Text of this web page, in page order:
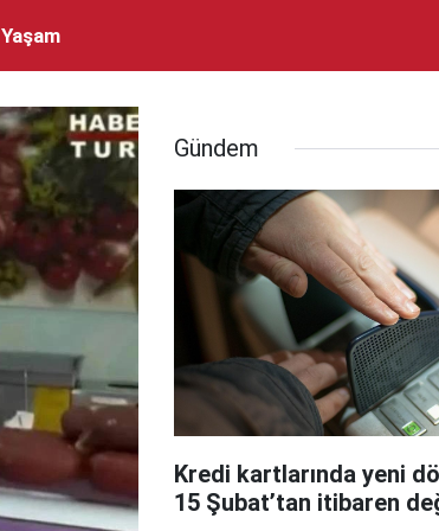
Yaşam
Gündem
Kredi kartlarında yeni
15 Şubat’tan itibaren